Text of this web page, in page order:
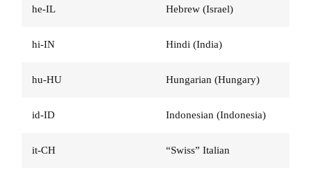
he-IL Hebrew (Israel)
hi-IN Hindi (India)
hu-HU Hungarian (Hungary)
id-ID Indonesian (Indonesia)
it-CH “Swiss” Italian